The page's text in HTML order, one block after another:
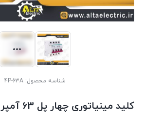
شناسه محصول: 4P-63A
کلید مینیاتوری چهار پل 63 آمپر دنا الکتریک